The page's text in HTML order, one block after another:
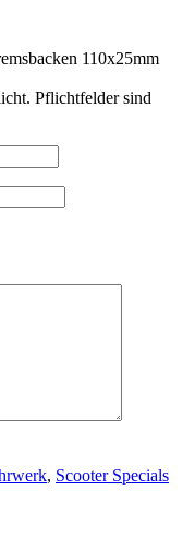
110x25mm
Pflichtfelder sind
, Scooter Specials